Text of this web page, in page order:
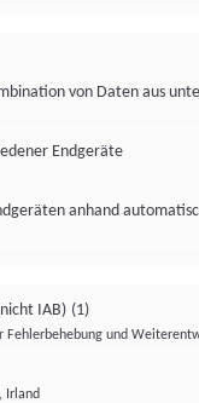
von Daten aus
Endgeräte
anhand
IAB) (1)
Fehlerbehebung und
Irland